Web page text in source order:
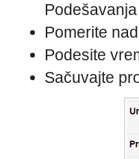
Pomerite
Podesite
Sačuvajte